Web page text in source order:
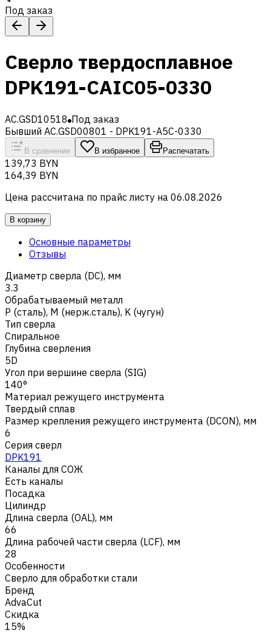
Под заказ
Сверло твердосплавное
DPK191-CAIC05-0330
AC.GSD10518 Под заказ
Бывший AC.GSD00801 - DPK191-A5C-0330
В сравнение В избранное Распечатать
139,73 BYN
164,39 BYN
Цена рассчитана по прайс листу на 06.08.2026
В корзину
Основные параметры
Отзывы
Диаметр сверла (DC), мм
3.3
Обрабатываемый металл
Р (сталь), M (нерж.сталь), K (чугун)
Тип сверла
Спиральное
Глубина сверления
5D
Угол при вершине сверла (SIG)
140°
Материал режущего инструмента
Твердый сплав
Размер крепления режущего инструмента (DCON), мм
6
Серия сверл
DPK191
Каналы для СОЖ
Есть каналы
Посадка
Цилиндр
Длина сверла (OAL), мм
66
Длина рабочей части сверла (LCF), мм
28
Особенности
Сверло для обработки стали
Бренд
AdvaCut
Скидка
15%